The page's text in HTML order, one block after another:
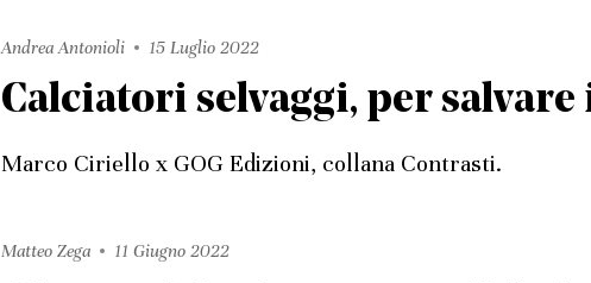
Andrea Antonioli 15 Luglio 2022
Calciatori selvaggi, per
Marco Ciriello x GOG Edizioni, collana Contrasti.
Matteo Zega 11 Giugno 2022